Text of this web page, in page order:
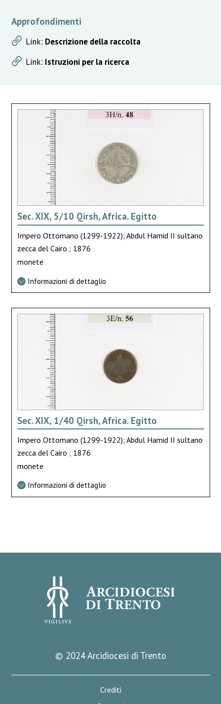
Approfondimenti
Link: Descrizione della raccolta
Link: Istruzioni per la ricerca
Sec. XIX, 5/10 Qirsh, Africa. Egitto
Impero Ottomano (1299-1922); Abdul Hamid II sultano
zecca del Cairo ; 1876
monete
Informazioni di dettaglio
Sec. XIX, 1/40 Qirsh, Africa. Egitto
Impero Ottomano (1299-1922); Abdul Hamid II sultano
zecca del Cairo ; 1876
monete
Informazioni di dettaglio
© 2024 Arcidiocesi di Trento
Crediti